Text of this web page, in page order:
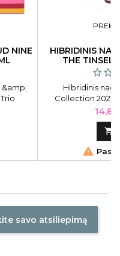
NINE
HIBRIDINIS
THE
Hibridinis
Collection 2021
Tinseltown
Kaina


savo atsiliepimą